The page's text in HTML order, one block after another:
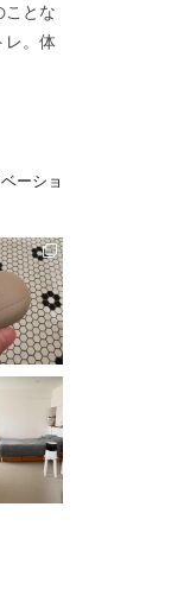
ことな
レ。体
ーショ